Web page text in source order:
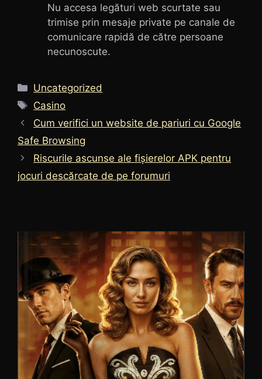
Nu accesa legături web scurtate sau
trimise prin mesaje private pe canale de
comunicare rapidă de către persoane
necunoscute.
Categorii
Uncategorized
Etichete
Casino
Cum verifici un website de pariuri cu Google
Safe Browsing
Riscurile ascunse ale fișierelor APK pentru
jocuri descărcate de pe forumuri